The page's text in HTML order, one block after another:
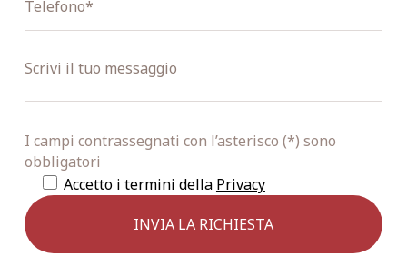
I campi contrassegnati con l’asterisco (*) sono
obbligatori
Accetto i termini della Privacy